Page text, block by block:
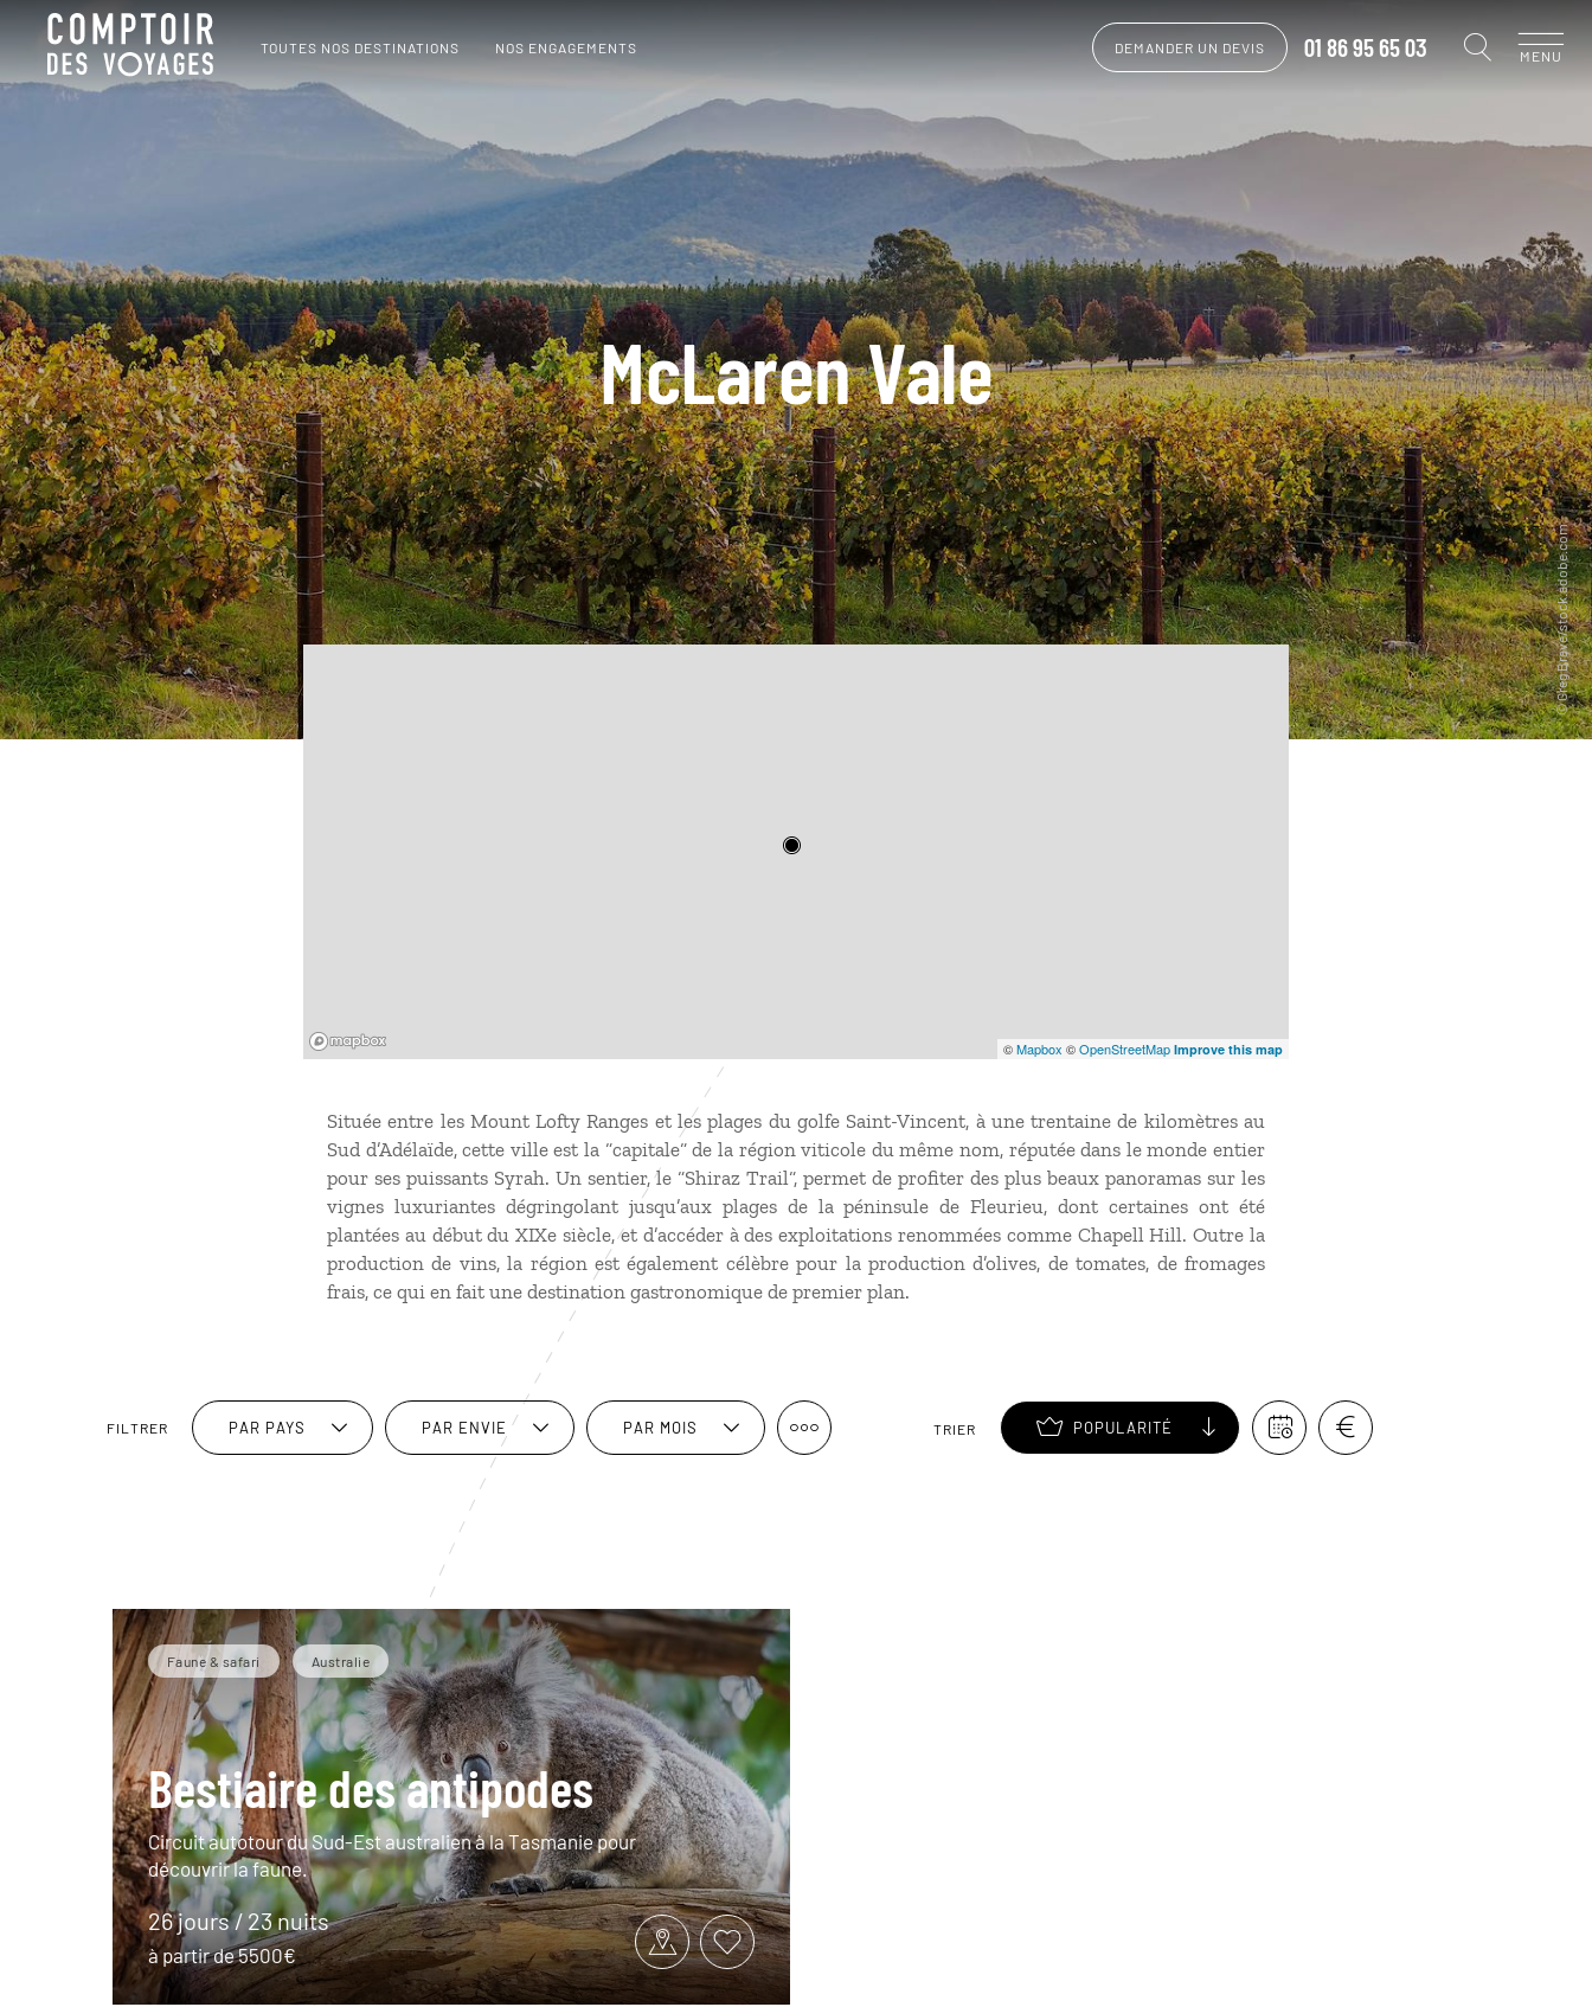
TOUTES NOS DESTINATIONS NOS ENGAGEMENTS DEMANDER UN DEVIS 01 86 95 65 03 MENU
McLaren Vale
©Mapbox ©OpenStreetMap Improve this map
Située entre les Mount Lofty Ranges et les plages du golfe Saint-Vincent, à une trentaine de kilomètres au
Sud d’Adélaïde, cette ville est la “capitale“ de la région viticole du même nom, réputée dans le monde entier
pour ses puissants Syrah. Un sentier, le “Shiraz Trail“, permet de profiter des plus beaux panoramas sur les
vignes luxuriantes dégringolant jusqu’aux plages de la péninsule de Fleurieu, dont certaines ont été
plantées au début du XIXe siècle, et d’accéder à des exploitations renommées comme Chapell Hill. Outre la
production de vins, la région est également célèbre pour la production d’olives, de tomates, de fromages
frais, ce qui en fait une destination gastronomique de premier plan.
FILTRER PAR PAYS PAR ENVIE PAR MOIS TRIER POPULARITÉ
Faune & safari Australie
Bestiaire des antipodes
Circuit autotour du Sud-Est australien à la Tasmanie pour
découvrir la faune.
26 jours / 23 nuits
à partir de 5500€